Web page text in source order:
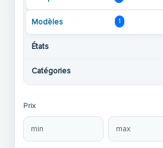
Modèles 1
États
Catégories
Prix